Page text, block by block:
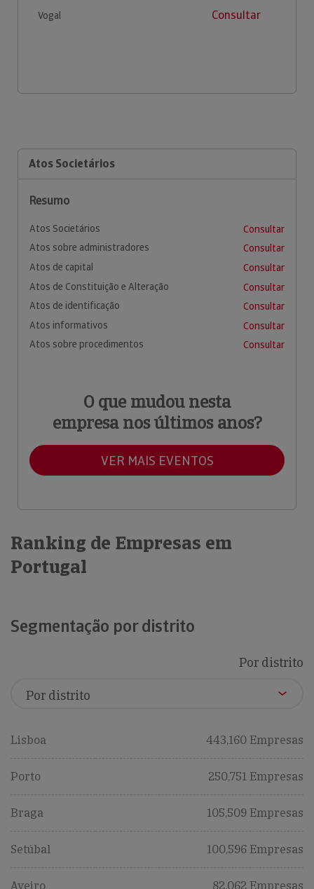
Vogal Consultar
Atos Societários
Resumo
Atos Societários
Consultar
Atos sobre administradores
Consultar
Atos de capital
Consultar
Atos de Constituição e Alteração
Consultar
Atos de identificação
Consultar
Atos informativos
Consultar
Atos sobre procedimentos
Consultar
O que mudou nesta
empresa nos últimos anos?
VER MAIS EVENTOS
Ranking de Empresas em
Portugal
Segmentação por distrito
Por distrito
Lisboa 443,160 Empresas
Porto 250,751 Empresas
Braga 105,509 Empresas
Setúbal 100,596 Empresas
Aveiro 82,062 Empresas